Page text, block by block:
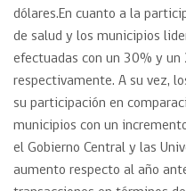
dólares.En cuanto a la
de salud y los municipios
efectuadas con un 30% y
respectivamente. A su vez,
su participación en
municipios con un
el Gobierno Central y las
aumento respecto al año